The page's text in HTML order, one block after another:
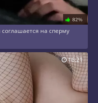
82%
на сперму
16:21